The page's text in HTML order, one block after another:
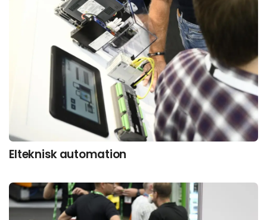
Elteknisk automation